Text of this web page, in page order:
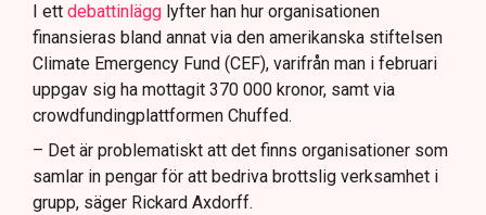
I ett debattinlägg lyfter han hur organisationen
finansieras bland annat via den amerikanska stiftelsen
Climate Emergency Fund (CEF), varifrån man i februari
uppgav sig ha mottagit 370 000 kronor, samt via
crowdfundingplattformen Chuffed.
– Det är problematiskt att det finns organisationer som
samlar in pengar för att bedriva brottslig verksamhet i
grupp, säger Rickard Axdorff.